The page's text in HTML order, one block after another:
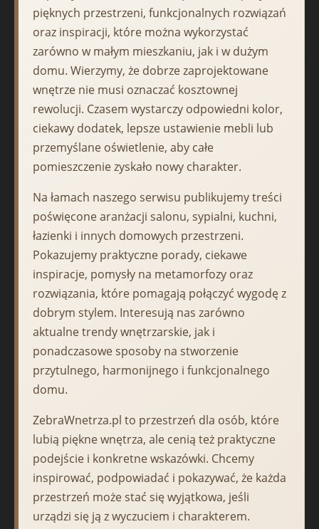
pięknych przestrzeni, funkcjonalnych rozwiązań
oraz inspiracji, które można wykorzystać
zarówno w małym mieszkaniu, jak i w dużym
domu. Wierzymy, że dobrze zaprojektowane
wnętrze nie musi oznaczać kosztownej
rewolucji. Czasem wystarczy odpowiedni kolor,
ciekawy dodatek, lepsze ustawienie mebli lub
przemyślane oświetlenie, aby całe
pomieszczenie zyskało nowy charakter.
Na łamach naszego serwisu publikujemy treści
poświęcone aranżacji salonu, sypialni, kuchni,
łazienki i innych domowych przestrzeni.
Pokazujemy praktyczne porady, ciekawe
inspiracje, pomysły na metamorfozy oraz
rozwiązania, które pomagają połączyć wygodę z
dobrym stylem. Interesują nas zarówno
aktualne trendy wnętrzarskie, jak i
ponadczasowe sposoby na stworzenie
przytulnego, harmonijnego i funkcjonalnego
domu.
ZebraWnetrza.pl to przestrzeń dla osób, które
lubią piękne wnętrza, ale cenią też praktyczne
podejście i konkretne wskazówki. Chcemy
inspirować, podpowiadać i pokazywać, że każda
przestrzeń może stać się wyjątkowa, jeśli
urządzi się ją z wyczuciem i charakterem.